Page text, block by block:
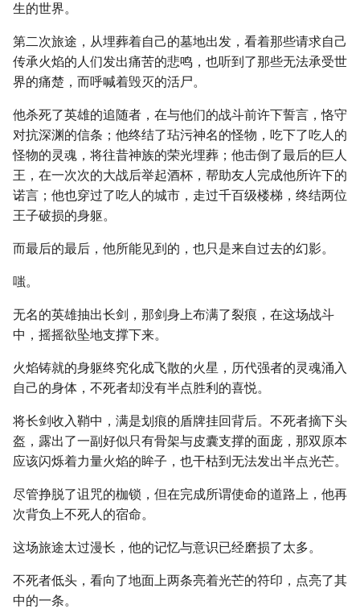
生的世界。
第二次旅途，从埋葬着自己的墓地出发，看着那些请求自己
传承火焰的人们发出痛苦的悲鸣，也听到了那些无法承受世
界的痛楚，而呼喊着毁灭的活尸。
他杀死了英雄的追随者，在与他们的战斗前许下誓言，恪守
对抗深渊的信条；他终结了玷污神名的怪物，吃下了吃人的
怪物的灵魂，将往昔神族的荣光埋葬；他击倒了最后的巨人
王，在一次次的大战后举起酒杯，帮助友人完成他所许下的
诺言；他也穿过了吃人的城市，走过千百级楼梯，终结两位
王子破损的身躯。
而最后的最后，他所能见到的，也只是来自过去的幻影。
嗤。
无名的英雄抽出长剑，那剑身上布满了裂痕，在这场战斗
中，摇摇欲坠地支撑下来。
火焰铸就的身躯终究化成飞散的火星，历代强者的灵魂涌入
自己的身体，不死者却没有半点胜利的喜悦。
将长剑收入鞘中，满是划痕的盾牌挂回背后。不死者摘下头
盔，露出了一副好似只有骨架与皮囊支撑的面庞，那双原本
应该闪烁着力量火焰的眸子，也干枯到无法发出半点光芒。
尽管挣脱了诅咒的枷锁，但在完成所谓使命的道路上，他再
次背负上不死人的宿命。
这场旅途太过漫长，他的记忆与意识已经磨损了太多。
不死者低头，看向了地面上两条亮着光芒的符印，点亮了其
中的一条。